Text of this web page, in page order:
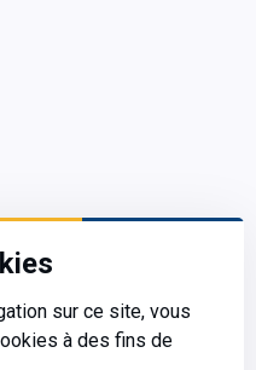
sur ce site, vous
à des fins de